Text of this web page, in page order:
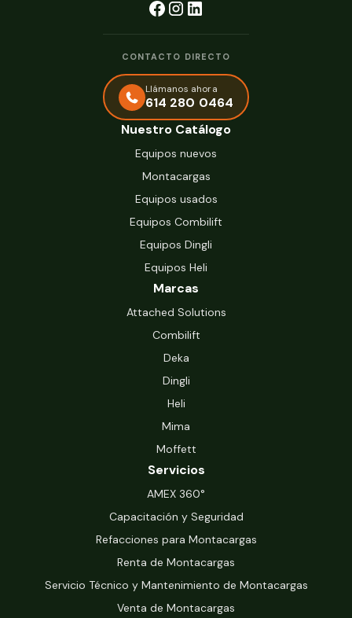
CONTACTO DIRECTO
Llámanos ahora
614 280 0464
Nuestro Catálogo
Equipos nuevos
Montacargas
Equipos usados
Equipos Combilift
Equipos Dingli
Equipos Heli
Marcas
Attached Solutions
Combilift
Deka
Dingli
Heli
Mima
Moffett
Servicios
‍AMEX 360°
Capacitación y Seguridad
Refacciones para Montacargas
Renta de Montacargas
Servicio Técnico y Mantenimiento de Montacargas
Venta de Montacargas